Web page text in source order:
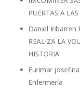
PUERTAS A
Daniel Iribarren
REALIZA LA
HISTORIA
Eurimar
Enfermería